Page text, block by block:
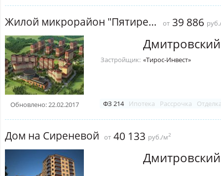
Жилой микрорайон "Пятиречье" от 39 886
Обновлено: 22.02.2017
Застройщик: «Тирос-Инвест»
ФЗ 214 Ипотека Рассрочка
Дом на Сиреневой от 40 133 руб./м2